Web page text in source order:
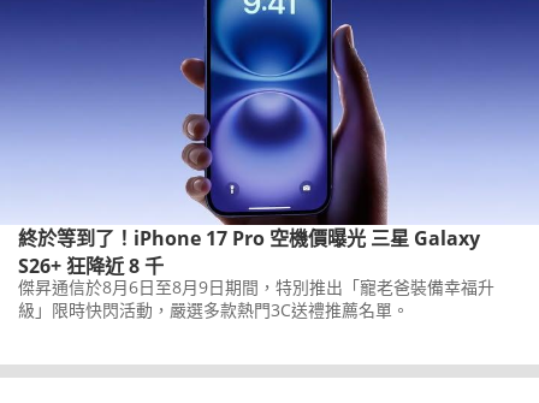
終於等到了！iPhone 17 Pro 空機價曝光 三星 Galaxy
S26+ 狂降近 8 千
傑昇通信於8月6日至8月9日期間，特別推出「寵老爸裝備幸福升
級」限時快閃活動，嚴選多款熱門3C送禮推薦名單。